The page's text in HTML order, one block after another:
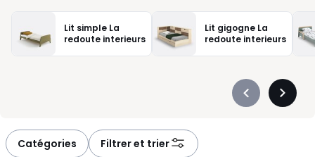
Lit simple La
redoute interieurs
Lit gigogne La
redoute interieurs
Précédent
Catégories Filtrer et trier